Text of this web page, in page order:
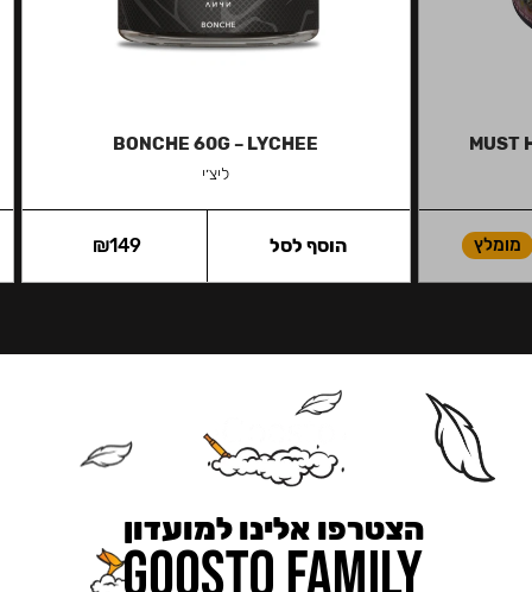
MUST
מומלץ
BONCHE 60G – LYCHEE
ליצ׳י
₪149 הוסף לסל
הצטרפו אלינו למועדון